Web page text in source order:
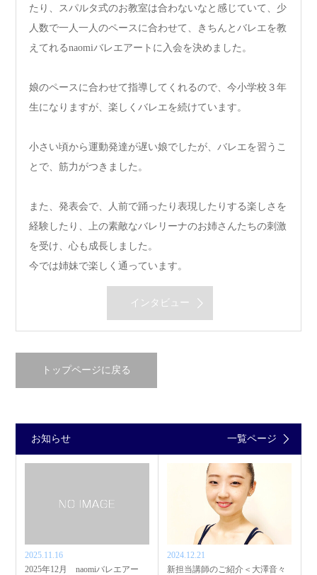
たり、スパルタ式のお教室は合わないなと感じていて、少
人数で一人一人のペースに合わせて、きちんとバレエを教
えてれるnaomiバレエアートに入会を決めました。
娘のペースに合わせて指導してくれるので、今小学校３年
生になりますが、楽しくバレエを続けています。
小さい頃から運動発達が遅い娘でしたが、バレエを習うこ
とで、筋力がつきました。
また、発表会で、人前で踊ったり表現したりする楽しさを
経験したり、上の素敵なバレリーナのお姉さんたちの刺激
を受け、心も成長しました。
今では姉妹で楽しく通っています。
インタビュー
トップページに戻る
お知らせ 一覧ページ
2025.11.16
2025年12月 naomiバレエアー
2024.12.21
新担当講師のご紹介＜大澤音々